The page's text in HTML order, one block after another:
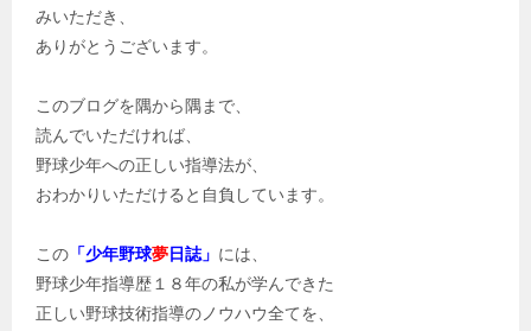
みいただき、
ありがとうございます。
このブログを隅から隅まで、
読んでいただければ、
野球少年への正しい指導法が、
おわかりいただけると自負しています。
この 「少年野球夢日誌」 には、
野球少年指導歴１８年の私が学んできた
正しい野球技術指導のノウハウ全てを、